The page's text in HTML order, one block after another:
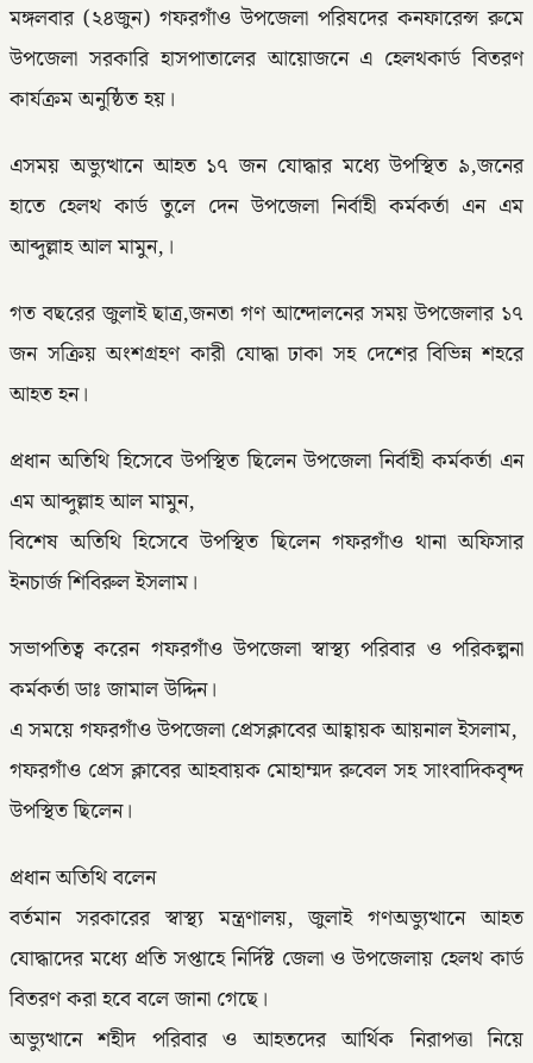
মঙ্গলবার (২৪জুন) গফরগাঁও উপজেলা পরিষদের কনফারেন্স রুমে
উপজেলা সরকারি হাসপাতালের আয়োজনে এ হেলথকার্ড বিতরণ
কার্যক্রম অনুষ্ঠিত হয়।
এসময় অভ্যুত্থানে আহত ১৭ জন যোদ্ধার মধ্যে উপস্থিত ৯,জনের
হাতে হেলথ কার্ড তুলে দেন উপজেলা নির্বাহী কর্মকর্তা এন এম
আব্দুল্লাহ আল মামুন,।
গত বছরের জুলাই ছাত্র,জনতা গণ আন্দোলনের সময় উপজেলার ১৭
জন সক্রিয় অংশগ্রহণ কারী যোদ্ধা ঢাকা সহ দেশের বিভিন্ন শহরে
আহত হন।
প্রধান অতিথি হিসেবে উপস্থিত ছিলেন উপজেলা নির্বাহী কর্মকর্তা এন
এম আব্দুল্লাহ আল মামুন,
বিশেষ অতিথি হিসেবে উপস্থিত ছিলেন গফরগাঁও থানা অফিসার
ইনচার্জ শিবিরুল ইসলাম।
সভাপতিত্ব করেন গফরগাঁও উপজেলা স্বাস্থ্য পরিবার ও পরিকল্পনা
কর্মকর্তা ডাঃ জামাল উদ্দিন।
এ সময়ে গফরগাঁও উপজেলা প্রেসক্লাবের আহ্বায়ক আয়নাল ইসলাম,
গফরগাঁও প্রেস ক্লাবের আহবায়ক মোহাম্মদ রুবেল সহ সাংবাদিকবৃন্দ
উপস্থিত ছিলেন।
প্রধান অতিথি বলেন
বর্তমান সরকারের স্বাস্থ্য মন্ত্রণালয়, জুলাই গণঅভ্যুত্থানে আহত
যোদ্ধাদের মধ্যে প্রতি সপ্তাহে নির্দিষ্ট জেলা ও উপজেলায় হেলথ কার্ড
বিতরণ করা হবে বলে জানা গেছে।
অভ্যুত্থানে শহীদ পরিবার ও আহতদের আর্থিক নিরাপত্তা নিয়ে